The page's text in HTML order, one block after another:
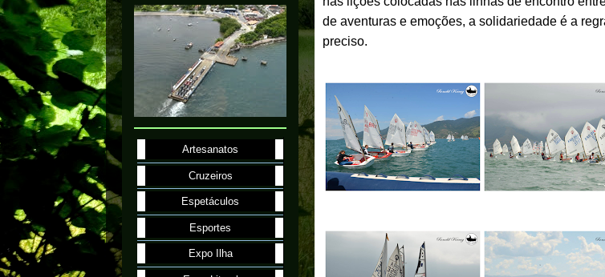
de aventuras e emoções, a solidariedade é a
preciso.
Artesanatos
Cruzeiros
Espetáculos
Esportes
Expo Ilha